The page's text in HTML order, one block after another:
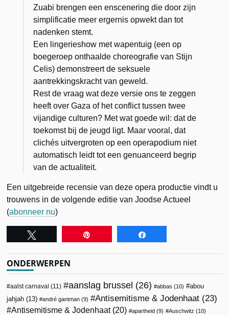
Zuabi brengen een enscenering die door zijn
simplificatie meer ergernis opwekt dan tot
nadenken stemt.
Een lingerieshow met wapentuig (een op
boegeroep onthaalde choreografie van Stijn
Celis) demonstreert de seksuele
aantrekkingskracht van geweld.
Rest de vraag wat deze versie ons te zeggen
heeft over Gaza of het conflict tussen twee
vijandige culturen? Met wat goede wil: dat de
toekomst bij de jeugd ligt. Maar vooral, dat
clichés uitvergroten op eenoperapodium niet
automatisch leidt tot een genuanceerd begrip
van de actualiteit.
Een uitgebreide recensie van deze opera productie vindt u
trouwens in de volgende editie van Joodse Actueel
(abonneer nu)
ONDERWERPEN
aalst carnaval (11) aanslag brussel (26) abbas (10)
abou
jahjah (13) andré gantman (9) Antisemitisme & Jodenhaat (23)
Antisemitisme & Jodenhaat(20) apartheid (9) Auschwitz (10)